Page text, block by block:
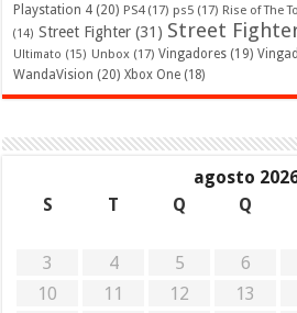
Playstation 4 (20) PS4(17) ps5 (17) Rise of The
(14) Street Fighter (31) Street
Ultimato (15) Unbox (17) Vingadores (19)
WandaVision (20) Xbox One (18)
agosto
S
T Q Q
3
4 5 6
10
11 12 13